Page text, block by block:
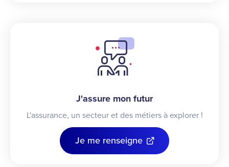
J'assure mon futur
L'assurance, un secteur et des métiers à explorer !
Je me renseigne